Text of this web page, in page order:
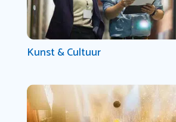
Kunst & Cultuur